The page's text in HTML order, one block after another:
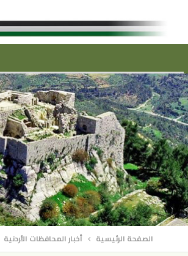
الصفحة الرئيسية أخبار المحافظات الأردنية